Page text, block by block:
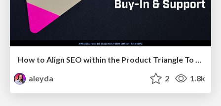
aleyda
2 1.8k